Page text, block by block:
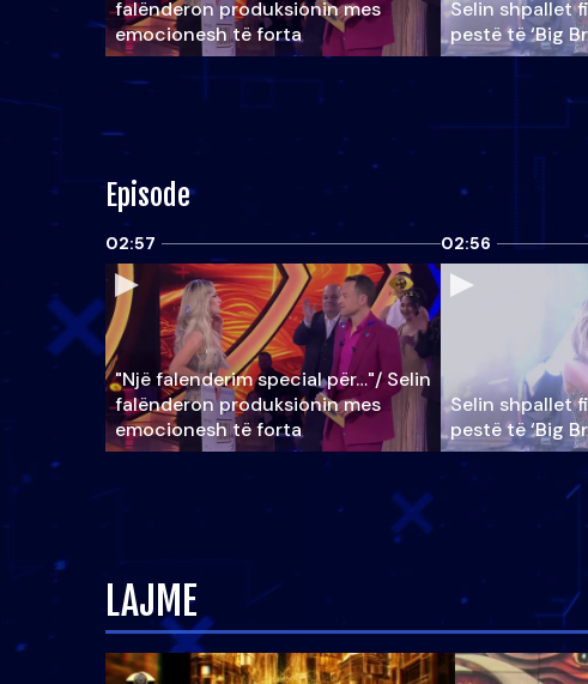
falënderon produksionin mes
emocionesh të forta
Selin shpallet
pestë të ‘Big
Episode
02:57
"Një falenderim special për…"/ Selin
falënderon produksionin mes
emocionesh të forta
02:56
Selin shpallet
pestë të ‘Big
LAJME